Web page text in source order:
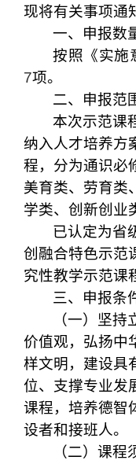
现将有关事项通
一、申报数
按照《实施
7项。
二、申报范
本次示范课
纳入人才培养方
程，分为通识必
美育类、劳育类
学类、创新创业
已认定为省
创融合特色示范
究性教学示范课
三、申报条
（一）坚
价值观，弘扬中
样文明，建设具
位、支撑专业发
课程，培养德智
设者和接班人。
（二）课